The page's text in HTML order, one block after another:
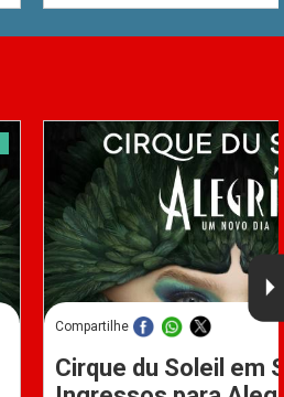
Compartilhe
Cirque du Soleil em